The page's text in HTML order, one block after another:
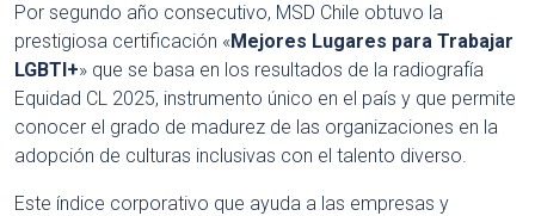
Por segundo año consecutivo, MSD Chile obtuvo la
prestigiosa certificación «Mejores Lugares para Trabajar
LGBTI+» que se basa en los resultados de la radiografía
Equidad CL 2025, instrumento único en el país y que permite
conocer el grado de madurez de las organizaciones en la
adopción de culturas inclusivas con el talento diverso.
Este índice corporativo que ayuda a las empresas y